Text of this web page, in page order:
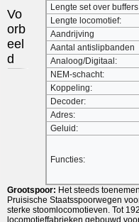
Lengte set over
Lengte locomotief:
Aandrijving
Aantal antislipbanden
Analoog/Digitaal:
NEM-schacht:
Koppeling:
Decoder:
Adres:
Geluid:
Functies:
Vo
orb
eel
d
Grootspoor: Het steeds
Pruisische Staatsspoorwegen
sterke stoomlocomotieven. Tot
locomotieffabrieken gebouwd